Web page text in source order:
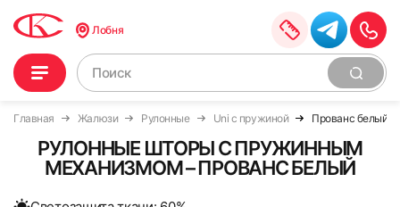
Лобня
Главная Жалюзи Рулонные Uni с пружиной Прованс белый
РУЛОННЫЕ ШТОРЫ С ПРУЖИННЫМ
МЕХАНИЗМОМ – ПРОВАНС БЕЛЫЙ